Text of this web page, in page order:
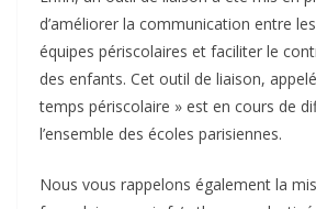
d’améliorer la communication entre
équipes périscolaires et faciliter le
des enfants. Cet outil de liaison,
temps périscolaire » est en cours de
l’ensemble des écoles parisiennes.
Nous vous rappelons également la